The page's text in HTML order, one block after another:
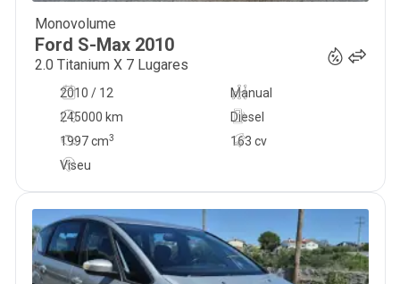
Monovolume
Ford S-Max 2010
2.0 Titanium X 7 Lugares
2010 / 12
Manual
245000 km
163 cv
Diesel
1997cm3
Viseu